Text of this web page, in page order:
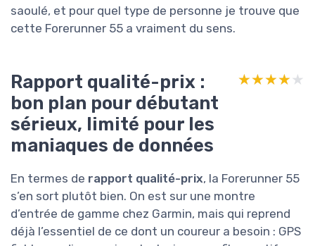
saoulé, et pour quel type de personne je trouve que
cette Forerunner 55 a vraiment du sens.
Rapport qualité-prix :
bon plan pour débutant
sérieux, limité pour les
maniaques de données
★★★★★
★★★★★
En termes de rapport qualité-prix, la Forerunner 55
s’en sort plutôt bien. On est sur une montre
d’entrée de gamme chez Garmin, mais qui reprend
déjà l’essentiel de ce dont un coureur a besoin : GPS